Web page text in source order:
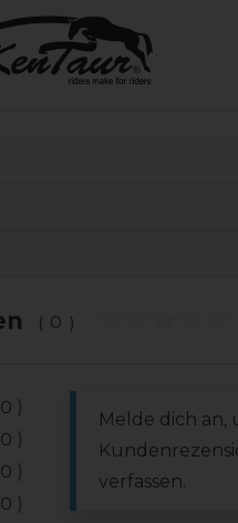
(0)
0
0
0
0
Melde dich an,
verfassen.